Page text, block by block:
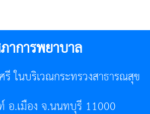
าการพยาบาล
ในบริเวณกระทรวงสาธารณสุข
อ.เมือง จ.นนทบุรี 11000